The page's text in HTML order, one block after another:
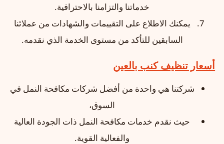
خدماتنا والتزامنا بالاحترافية.
يمكنك الاطلاع على التقييمات والشهادات من عملائنا
السابقين للتأكد من مستوى الخدمة الذي نقدمه.
أسعار تنظيف كنب بالعين
شركتنا هي واحدة من أفضل شركات مكافحة النمل في
السوق،
حيث نقدم خدمات مكافحة النمل ذات الجودة العالية
والفعالية القوية.